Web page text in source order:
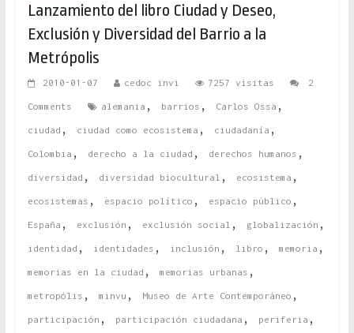
Lanzamiento del libro Ciudad y Deseo,
Exclusión y Diversidad del Barrio a la
Metrópolis
2010-01-07 cedoc invi 7257 visitas 2
Comments alemania , barrios , Carlos Ossa ,
ciudad , ciudad como ecosistema , ciudadanía ,
Colombia , derecho a la ciudad , derechos humanos ,
diversidad , diversidad biocultural , ecosistema ,
ecosistemas , espacio político , espacio público ,
España , exclusión , exclusión social , globalización ,
identidad , identidades , inclusión , libro , memoria ,
memorias en la ciudad , memorias urbanas ,
metropólis , minvu , Museo de Arte Contemporáneo ,
participación , participación ciudadana , periferia ,